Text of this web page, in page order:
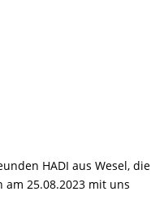
HADI aus Wesel, die
25.08.2023 mit uns